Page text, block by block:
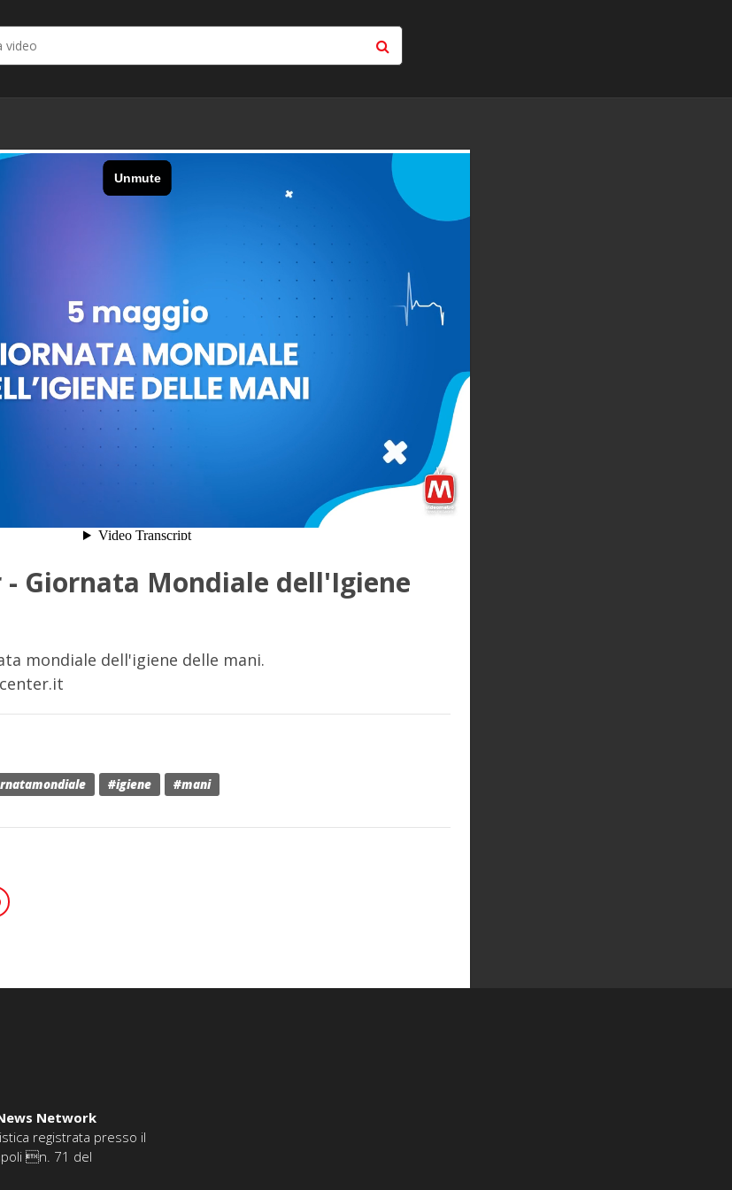
- Giornata Mondiale dell'Igiene
mondiale dell'igiene delle mani.
#igiene #mani
Network
registrata presso il
n. 71 del